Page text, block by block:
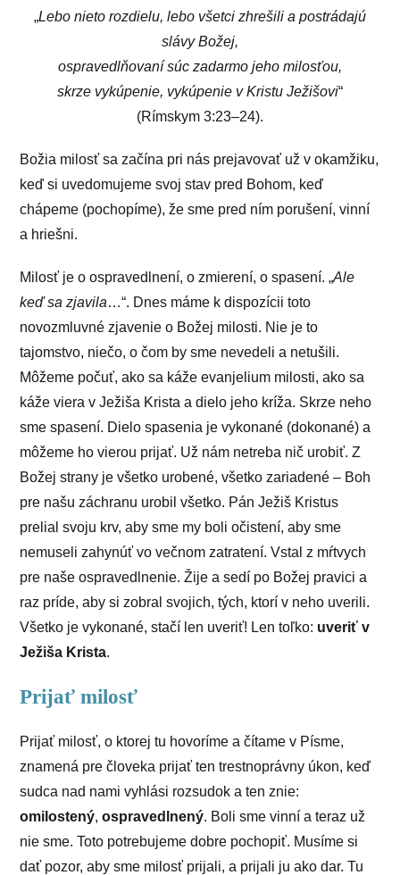
„Lebo nieto rozdielu, lebo všetci zhrešili a postrádajú
slávy Božej,
ospravedlňovaní súc zadarmo jeho milosťou,
skrze vykúpenie, vykúpenie v Kristu Ježišovi“
(Rímskym 3:23–24).
Božia milosť sa začína pri nás prejavovať už v okamžiku,
keď si uvedomujeme svoj stav pred Bohom, keď
chápeme (pochopíme), že sme pred ním porušení, vinní
a hriešni.
Milosť je o ospravedlnení, o zmierení, o spasení. „Ale
keď sa zjavila…“. Dnes máme k dispozícii toto
novozmluvné zjavenie o Božej milosti. Nie je to
tajomstvo, niečo, o čom by sme nevedeli a netušili.
Môžeme počuť, ako sa káže evanjelium milosti, ako sa
káže viera v Ježiša Krista a dielo jeho kríža. Skrze neho
sme spasení. Dielo spasenia je vykonané (dokonané) a
môžeme ho vierou prijať. Už nám netreba nič urobiť. Z
Božej strany je všetko urobené, všetko zariadené – Boh
pre našu záchranu urobil všetko. Pán Ježiš Kristus
prelial svoju krv, aby sme my boli očistení, aby sme
nemuseli zahynúť vo večnom zatratení. Vstal z mŕtvych
pre naše ospravedlnenie. Žije a sedí po Božej pravici a
raz príde, aby si zobral svojich, tých, ktorí v neho uverili.
Všetko je vykonané, stačí len uveriť! Len toľko: uveriť v
Ježiša Krista.
Prijať milosť
Prijať milosť, o ktorej tu hovoríme a čítame v Písme,
znamená pre človeka prijať ten trestnoprávny úkon, keď
sudca nad nami vyhlási rozsudok a ten znie:
omilostený,ospravedlnený. Boli sme vinní a teraz už
nie sme. Toto potrebujeme dobre pochopiť. Musíme si
dať pozor, aby sme milosť prijali, a prijali ju ako dar. Tu